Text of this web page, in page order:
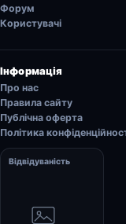
Форум
Користувачі
Інформація
Про нас
Правила сайту
Публічна оферта
Політика
Відвідуваність